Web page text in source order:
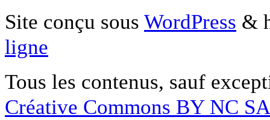
Site conçu sous WordPress &
ligne
Tous les contenus, sauf
Créative Commons BY NC SA